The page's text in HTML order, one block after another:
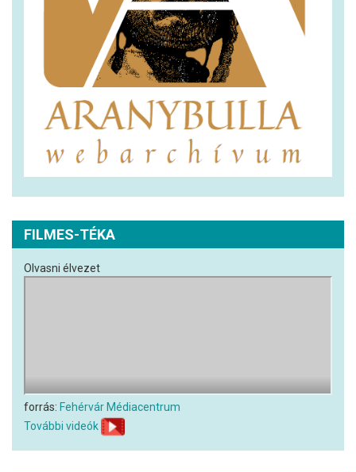
FILMES-TÉKA
Olvasni élvezet
forrás: Fehérvár Médiacentrum
További videók